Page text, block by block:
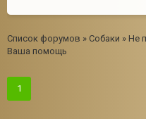
Список форумов » Собаки » Не
Ваша помощь
1